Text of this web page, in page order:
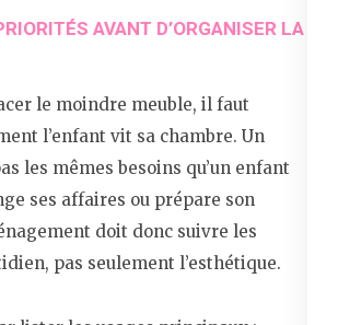
AVANT D’ORGANISER LA
le moindre meuble, il faut
l’enfant vit sa chambre. Un
les mêmes besoins qu’un enfant
ses affaires ou prépare son
doit donc suivre les
pas seulement l’esthétique.